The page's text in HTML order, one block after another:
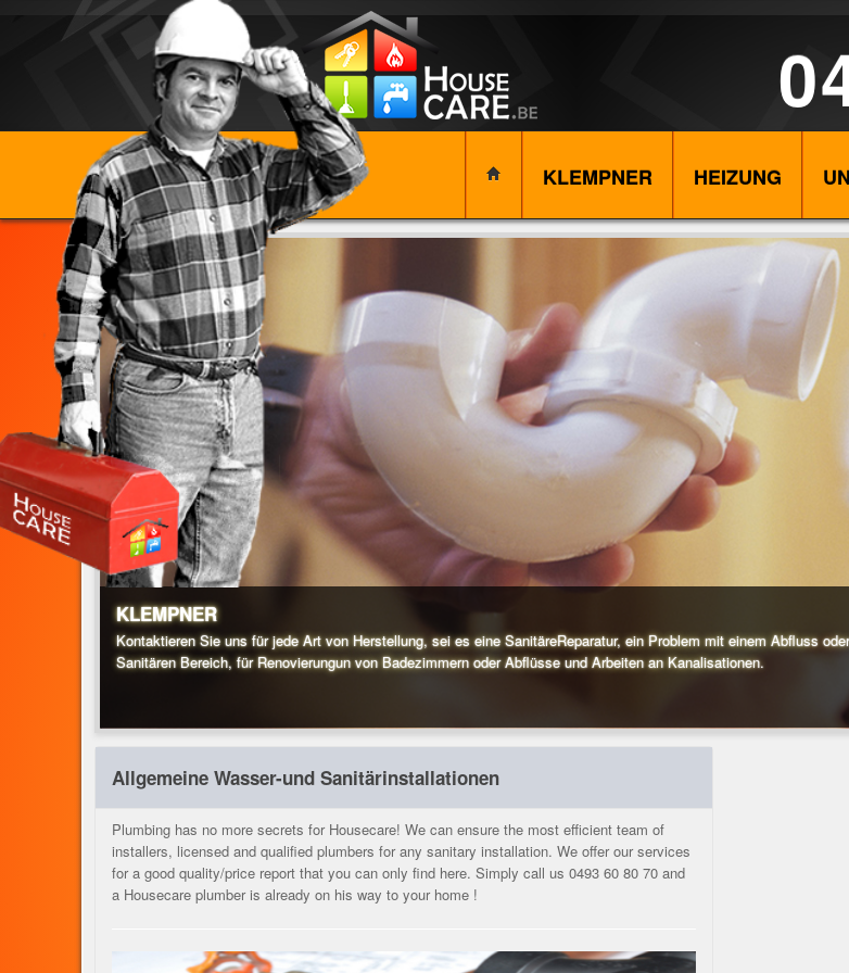
KLEMPNER HEIZUNG
KLEMPNER
Kontaktieren Sie uns für jede Art von Herstellung, sei es eine SanitäreReparatur, ein Problem mit einem Abfluss
Sanitären Bereich, für Renovierungun von Badezimmern oder Abflüsse und Arbeiten an Kanalisationen.
Allgemeine Wasser-und Sanitärinstallationen
Plumbing has no more secrets for Housecare! We can ensure the most efficient team of
installers, licensed and qualified plumbers for any sanitary installation. We offer our services
for a good quality/price report that you can only find here. Simply call us 0493 60 80 70 and
a Housecare plumber is already on his way to your home !